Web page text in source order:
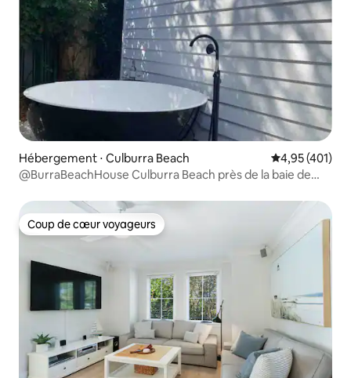
Hébergement ⋅ Culburra Beach Évaluation
4,95 (401)
@BurraBeachHouse Culburra Beach près de la baie de
Coup de cœur voyageurs
Coup de cœur voyageurs